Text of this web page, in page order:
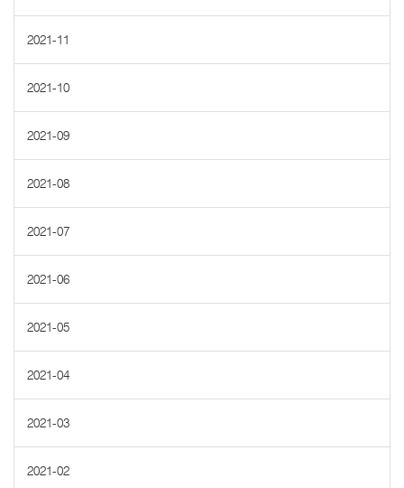
2021-11
2021-10
2021-09
2021-08
2021-07
2021-06
2021-05
2021-04
2021-03
2021-02